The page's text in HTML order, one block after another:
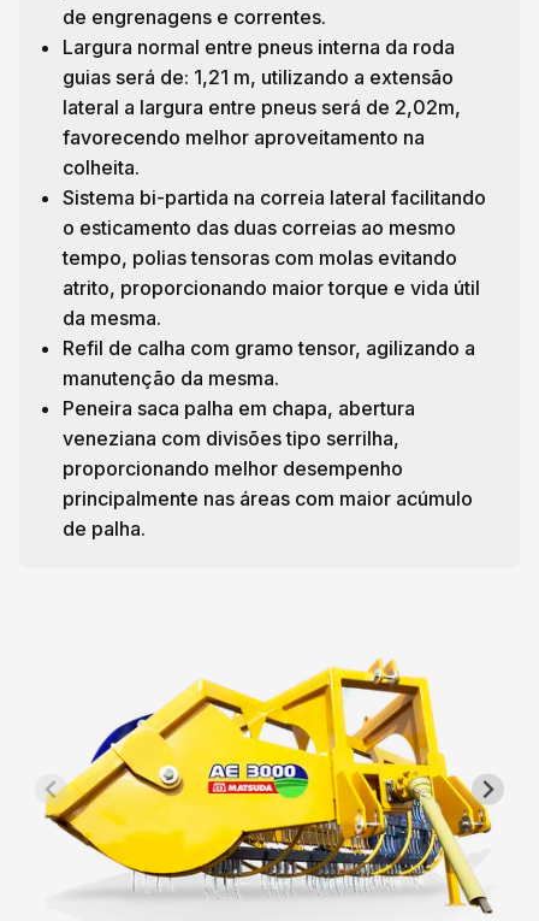
de engrenagens e correntes.
Largura normal entre pneus interna da roda
guias será de: 1,21 m, utilizando a extensão
lateral a largura entre pneus será de 2,02m,
favorecendo melhor aproveitamento na
colheita.
Sistema bi-partida na correia lateral facilitando
o esticamento das duas correias ao mesmo
tempo, polias tensoras com molas evitando
atrito, proporcionando maior torque e vida útil
da mesma.
Refil de calha com gramo tensor, agilizando a
manutenção da mesma.
Peneira saca palha em chapa, abertura
veneziana com divisões tipo serrilha,
proporcionando melhor desempenho
principalmente nas áreas com maior acúmulo
de palha.